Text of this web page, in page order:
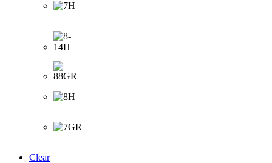
Clear